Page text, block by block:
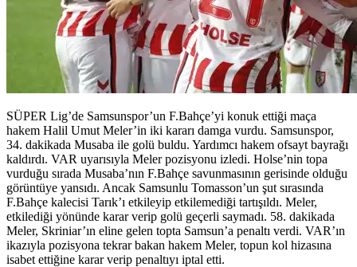
SÜPER Lig’de Samsunspor’un F.Bahçe’yi konuk ettiği maça
hakem Halil Umut Meler’in iki kararı damga vurdu. Samsunspor,
34. dakikada Musaba ile golü buldu. Yardımcı hakem ofsayt bayrağı
kaldırdı. VAR uyarısıyla Meler pozisyonu izledi. Holse’nin topa
vurduğu sırada Musaba’nın F.Bahçe savunmasının gerisinde olduğu
görüntüye yansıdı. Ancak Samsunlu Tomasson’un şut sırasında
F.Bahçe kalecisi Tarık’ı etkileyip etkilemediği tartışıldı. Meler,
etkilediği yönünde karar verip golü geçerli saymadı. 58. dakikada
Meler, Skriniar’ın eline gelen topta Samsun’a penaltı verdi. VAR’ın
ikazıyla pozisyona tekrar bakan hakem Meler, topun kol hizasına
isabet ettiğine karar verip penaltıyı iptal etti.